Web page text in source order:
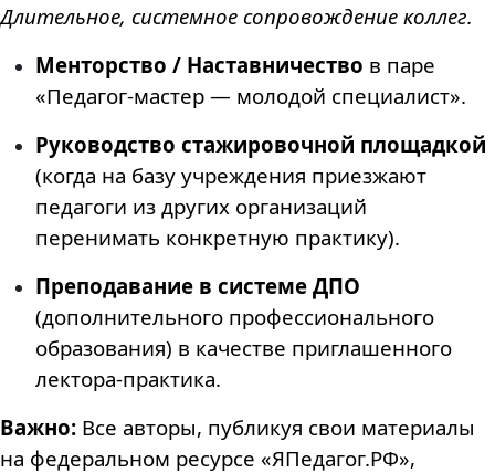
Длительное, системное сопровождение коллег.
Менторство / Наставничество в паре
«Педагог-мастер — молодой специалист».
Руководство стажировочной площадкой
(когда на базу учреждения приезжают
педагоги из других организаций
перенимать конкретную практику).
Преподавание в системе ДПО
(дополнительного профессионального
образования) в качестве приглашенного
лектора-практика.
Важно: Все авторы, публикуя свои материалы
на федеральном ресурсе «ЯПедагог.РФ»,